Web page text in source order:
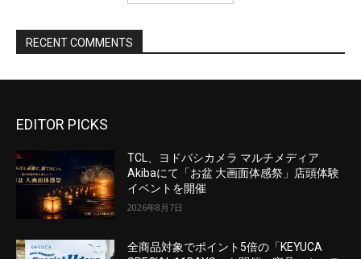
EDITOR PICKS
TCL、ヨドバシカメラ マルチメディア
Akibaにて「お盆 大画面体感祭」店頭体験
イベントを開催
2026年8月7日
全商品対象でポイント5倍の「KEYUCA